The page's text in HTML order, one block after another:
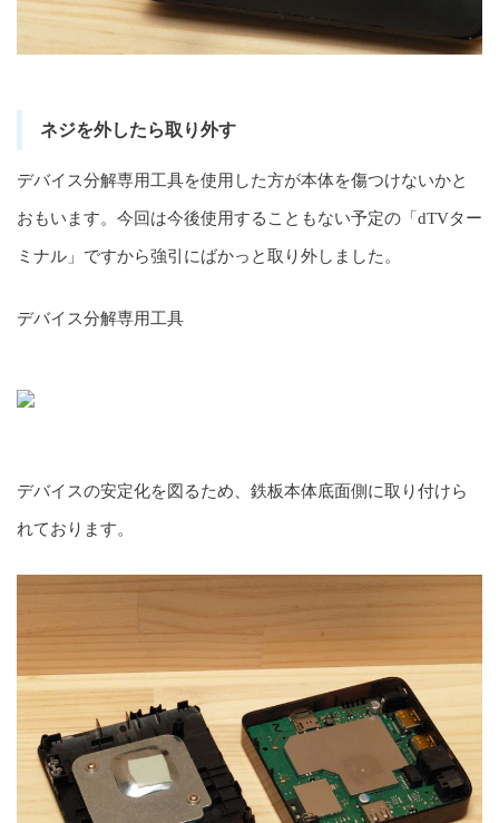
ネジを外したら取り外す
デバイス分解専用工具を使用した方が本体を傷つけないかと
おもいます。今回は今後使用することもない予定の「dTVター
ミナル」ですから強引にばかっと取り外しました。
デバイス分解専用工具
デバイスの安定化を図るため、鉄板本体底面側に取り付けら
れております。